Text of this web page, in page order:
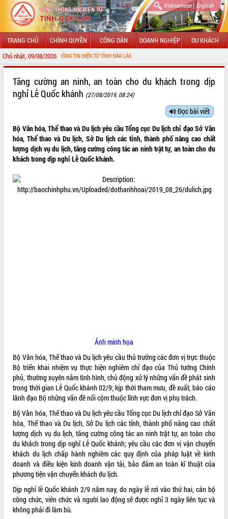
Vietnamese| English
TRANG CHỦ CHÍNH QUYỀN CÔNG DÂN DOANH NGHIỆP DU KHÁCH
Chủ nhật, 09/08/2026
VỚI CỔNG THÔNG TIN ĐIỆN TỬ TỈNH ĐẮK LẮK
LÃNH ĐẠO UBND TỈNH
SỞ, BAN, NGÀNH
UBND CÁC XÃ, PHƯỜNG
THÔNG TIN CHỈ ĐẠO ĐIỀU HÀNH
VIDEO
Không có file video nào để phát.
ALBUM ẢNH
Tăng cường an ninh, an toàn cho du khách trong dịp
nghỉ Lễ Quốc khánh (27/08/2019, 08:24)
Đọc bài viết
Bộ Văn hóa, Thể thao và Du lịch yêu cầu Tổng cục Du lịch chỉ đạo Sở Văn
hóa, Thể thao và Du lịch, Sở Du lịch các tỉnh, thành phố nâng cao chất
lượng dịch vụ du lịch, tăng cường công tác an ninh trật tự, an toàn cho du
khách trong dịp nghỉ Lễ Quốc khánh.
Ảnh minh họa
Bộ Văn hóa, Thể thao và Du lịch yêu cầu thủ trưởng các đơn vị trực thuộc
Bộ triển khai nhiệm vụ thực hiện nghiêm chỉ đạo của Thủ tướng Chính
phủ, thường xuyên nắm tình hình, chủ động xử lý những vấn đề phát sinh
trong thời gian Lễ Quốc khánh 02/9; kịp thời tham mưu, đề xuất, báo cáo
lãnh đạo Bộ những vấn đề nổi cộm thuộc lĩnh vực đơn vị phụ trách.
Bộ Văn hóa, Thể thao và Du lịch yêu cầu Tổng cục Du lịch chỉ đạo Sở Văn
hóa, Thể thao và Du lịch, Sở Du lịch các tỉnh, thành phố nâng cao chất
lượng dịch vụ du lịch, tăng cường công tác an ninh trật tự, an toàn cho
du khách trong dịp nghỉ Lễ Quốc khánh; yêu cầu các đơn vị vận chuyển
khách du lịch chấp hành nghiêm các quy định của pháp luật về kinh
doanh và điều kiện kinh doanh vận tải, bảo đảm an toàn kĩ thuật của
phương tiện vận chuyển khách du lịch.
Dịp nghỉ lễ Quốc khánh 2/9 năm nay, do ngày lễ rơi vào thứ hai, cán bộ
công chức, viên chức và người lao động sẽ được nghỉ 3 ngày liên tục và
không phải đi làm bù.